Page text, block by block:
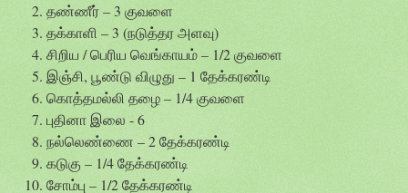
தண்ணீர் – 3 குவளை
தக்காளி – 3 (நடுத்தர அளவு)
சிறிய / பெரிய வெங்காயம் – 1/2 குவளை
இஞ்சி, பூண்டு விழுது – 1 தேக்கரண்டி
கொத்தமல்லி தழை – 1/4 குவளை
புதினா இலை - 6
நல்லெண்ணை – 2 தேக்கரண்டி
கடுகு – 1/4 தேக்கரண்டி
சோம்பு – 1/2 தேக்கரண்டி